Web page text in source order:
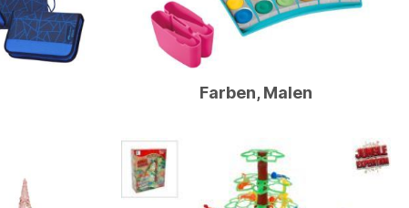
Farben, Malen